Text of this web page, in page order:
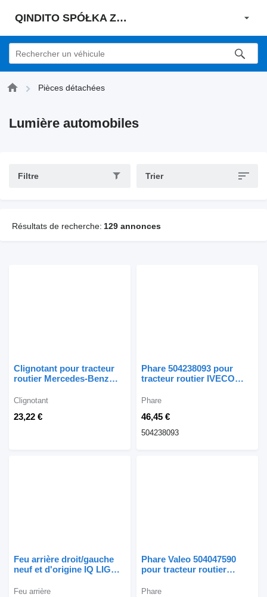
QINDITO SPÓŁKA Z OGRANICZONĄ ODPOWIEDZIALNOŚCIĄ
Pièces détachées
Lumière automobiles
Filtre Trier
Résultats de recherche: 129 annonces
Clignotant pour tracteur
routier Mercedes-Benz
23,22 €
Clignotant
Phare 504238093 pour
tracteur routier IVECO
46,45 €
Phare
504238093
Feu arrière droit/gauche
neuf et d'origine IQ LIGHT
automobile Volkswagen
Feu arrière
Phare Valeo 504047590
pour tracteur routier
EUROCARGO
Phare